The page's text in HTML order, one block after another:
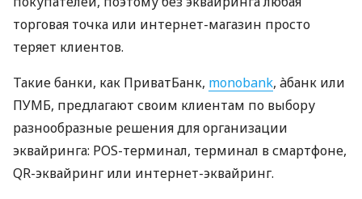
торговая точка или интернет-магазин просто
теряет клиентов.
Такие банки, как ПриватБанк, monobank, àбанк или
ПУМБ, предлагают своим клиентам по выбору
разнообразные решения для организации
эквайринга: POS-терминал, терминал в смартфоне,
QR-эквайринг или интернет-эквайринг.